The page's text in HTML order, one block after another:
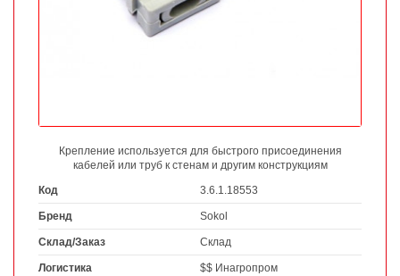
Крепление используется для быстрого присоединения
кабелей или труб к стенам и другим конструкциям
Код
3.6.1.18553
Бренд Sokol
Склад/Заказ Склад
Логистика $$ Инагропром